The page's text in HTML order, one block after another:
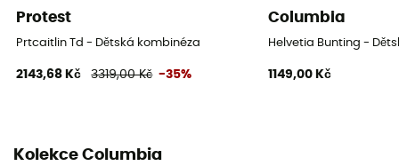
Protest
Prtcaitlin Td - Dětská kombinéza
2143,68 Kč 3319,00 Kč -35%
Columbia
Helvetia Bunting -
1149,00 Kč
Kolekce Columbia